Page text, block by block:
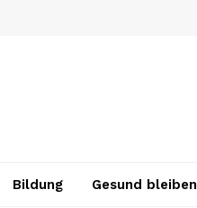
Bildung Gesund bleiben